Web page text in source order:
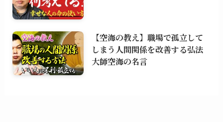
【空海の教え】職場で孤立して
しまう人間関係を改善する弘法
大師空海の名言